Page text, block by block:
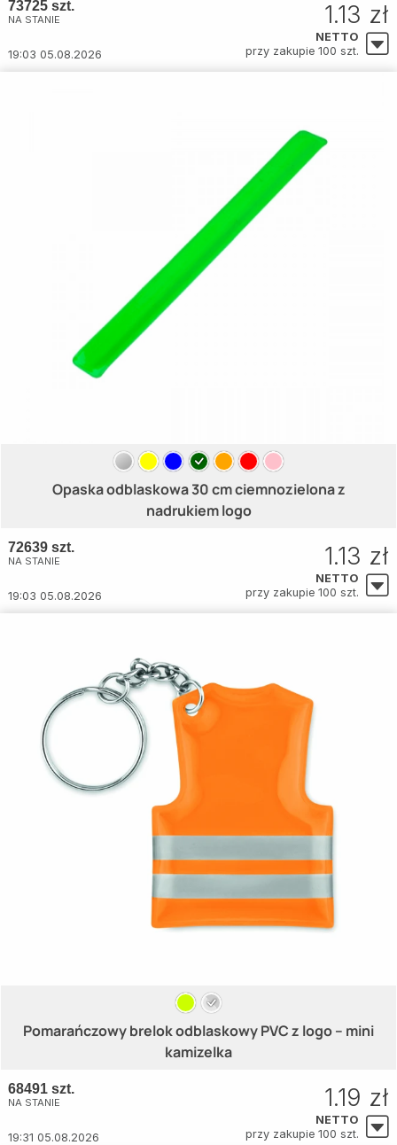
73725 szt.
NA STANIE
19:03 05.08.2026
1.13 zł
NETTO
przy zakupie 100 szt.
Opaska odblaskowa 30 cm ciemnozielona z
nadrukiem logo
72639 szt.
NA STANIE
19:03 05.08.2026
1.13 zł
NETTO
przy zakupie 100 szt.
Pomarańczowy brelok odblaskowy PVC z logo – mini
kamizelka
68491 szt.
NA STANIE
19:31 05.08.2026
1.19 zł
NETTO
przy zakupie 100 szt.